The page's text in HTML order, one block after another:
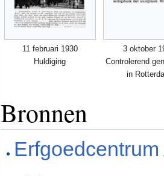
11 februari 1930
Huldiging
3 oktober
Controlerend
in
Bronnen